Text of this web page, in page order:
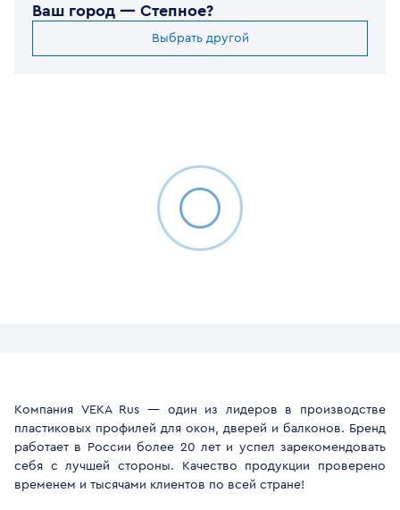
Ваш город — Степное?
Выбрать другой
Компания VEKA Rus — один из лидеров в производстве
пластиковых профилей для окон, дверей и балконов. Бренд
работает в России более 20 лет и успел зарекомендовать
себя с лучшей стороны. Качество продукции проверено
временем и тысячами клиентов по всей стране!